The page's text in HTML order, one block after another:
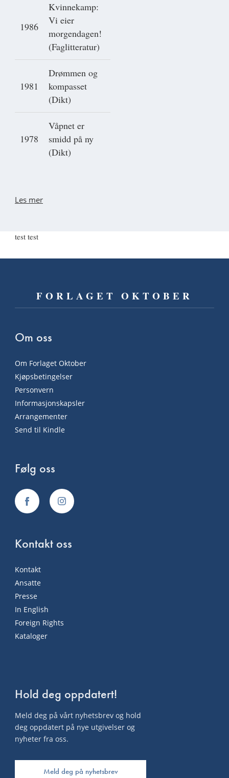
1986
Kvinnekamp:
Vi eier
morgendagen!
(Faglitteratur)
1981
Drømmen og
kompasset
(Dikt)
1978
Våpnet er
smidd på ny
(Dikt)
Les mer
test test
FORLAGET OKTOBER
Om oss
Om Forlaget Oktober
Kjøpsbetingelser
Personvern
Informasjonskapsler
Arrangementer
Send til Kindle
Følg oss
Kontakt oss
Kontakt
Ansatte
Presse
In English
Foreign Rights
Kataloger
Hold deg oppdatert!
Meld deg på vårt nyhetsbrev og hold
deg oppdatert på nye utgivelser og
nyheter fra oss.
Meld deg på nyhetsbrev